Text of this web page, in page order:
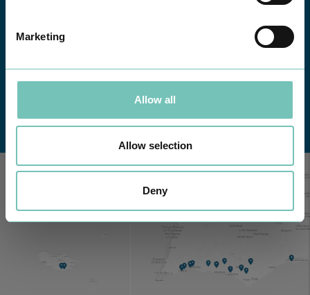
Marketing
Allow all
Allow selection
Deny
Conheça todas as Unidades de saúde CUFaqui